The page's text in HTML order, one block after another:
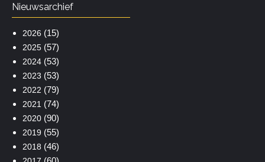
Nieuwsarchief
2026 (15)
2025(57)
2024(53)
2023 (53)
2022 (79)
2021 (74)
2020(90)
2019 (55)
2018 (46)